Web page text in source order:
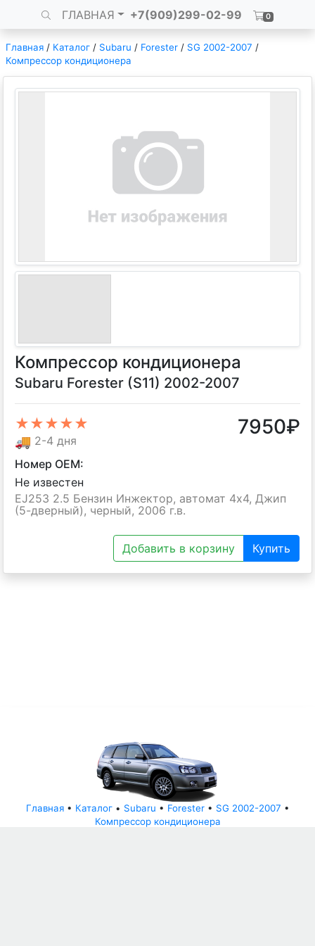
ГЛАВНАЯ +7(909)299-02-99 0
Главная / Каталог / Subaru / Forester / SG 2002-2007 /
Компрессор кондиционера
Компрессор кондиционера
Subaru Forester (S11) 2002-2007
★★★★★
🚚 2-4 дня
7950₽
Номер OEM:
Не известен
EJ253 2.5 Бензин Инжектор, автомат 4х4, Джип
(5-дверный), черный, 2006 г.в.
Добавить в корзину Купить
Главная• Каталог• Subaru • Forester• SG 2002-2007 •
Компрессор кондиционера